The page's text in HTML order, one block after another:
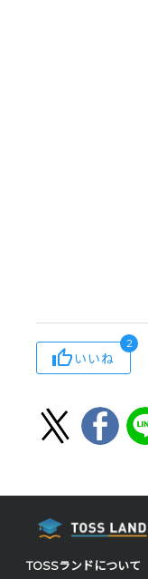
いいね
2
TOSSランドについて